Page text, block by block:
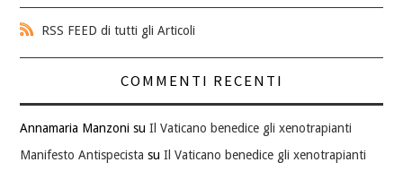
RSS FEED di tutti gli Articoli
COMMENTI RECENTI
Annamaria Manzoni suIl Vaticano benedice gli xenotrapianti
Manifesto Antispecista suIl Vaticano benedice gli xenotrapianti